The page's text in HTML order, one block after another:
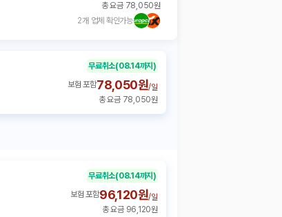
2개 업체 확인가능
총 요금 78,050원
무료취소(08.14까지)
보험 포함78,050원/일
총 요금 78,050원
무료취소(08.14까지)
보험 포함96,120원/일
총 요금 96,120원